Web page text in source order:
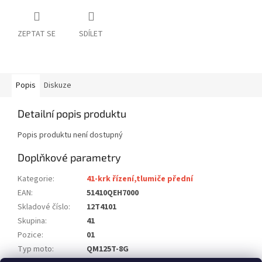
ZEPTAT SE SDÍLET
Popis Diskuze
Detailní popis produktu
Popis produktu není dostupný
Doplňkové parametry
Kategorie:
41-krk řízení,tlumiče přední
EAN:
51410QEH7000
Skladové číslo:
12T4101
Skupina:
41
Pozice:
01
Typ moto:
QM125T-8G